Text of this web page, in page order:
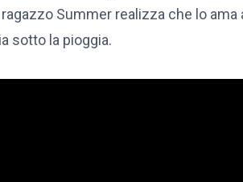
Summer realizza che lo ama
sotto la pioggia.